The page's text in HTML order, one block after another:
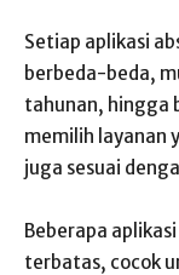
Setiap aplikasi
berbeda-beda,
tahunan, hingga
memilih layanan
juga sesuai
Beberapa
terbatas, cocok